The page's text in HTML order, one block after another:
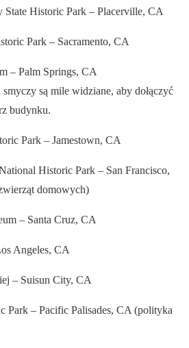
Historic Park – Placerville, CA
Park – Sacramento, CA
– Palm Springs, CA
są mile widziane, aby dołączyć
budynku.
Park – Jamestown, CA
Historic Park – San Francisco,
domowych)
– Santa Cruz, CA
Angeles, CA
– Suisun City, CA
Park – Pacific Palisades, CA (polityka